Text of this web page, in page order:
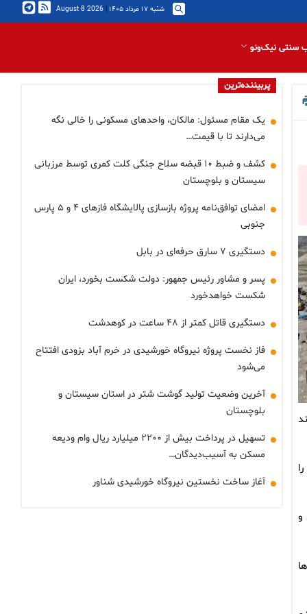
شنبه ۱۷ مرداد ۱۴۰۵ |
2026 August 8
سنتی نیک‌ونو
و
پربیننده‌ترین
یک مقام مسئول: مالکان، واحدهای مسکونی را خالی نگه
می‌دارند تا با قیمت…
کشف و ضبط ۱۰ قبضه سلاح جنگی کلت کمری توسط مرزبانی
سیستان و بلوچستان
امضای توافق‌نامه پروژه بازسازی پالایشگاه فازهای ۴ و ۵ پارس
جنوبی
دستگیری ۷ سارق حرفه‌ای در بابل
پسر و مشاور رئیس جمهور: دولت شکست بخورد، ایران
شکست خواهدخورد
دستگیری قاتل کمتر از ۴۸ ساعت در کوهدشت
فاز نخست پروژه نیروگاه خورشیدی در خرم آباد بزودی افتتاح
می‌شود
آخرین وضعیت تولید گوشت شتر در استان سیستان و
بلوچستان
تسهیل در پرداخت بیش از ۲۲۰۰ میلیارد ریال وام ودیعه
مسکن به آسیب‌دیدگان…
آغاز ساخت نخستین نیروگاه خورشیدی شناور